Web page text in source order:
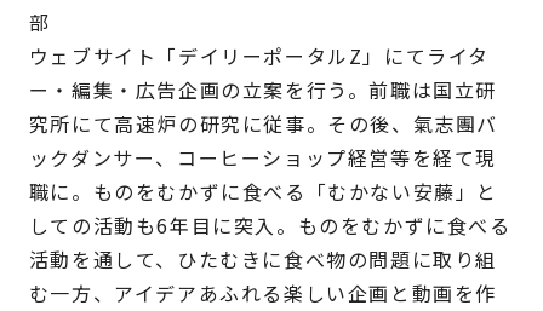
部
ウェブサイト「デイリーポータルZ」にてライタ
ー・編集・広告企画の立案を行う。前職は国立研
究所にて高速炉の研究に従事。その後、氣志團バ
ックダンサー、コーヒーショップ経営等を経て現
職に。ものをむかずに食べる「むかない安藤」と
しての活動も6年目に突入。ものをむかずに食べる
活動を通して、ひたむきに食べ物の問題に取り組
む一方、アイデアあふれる楽しい企画と動画を作